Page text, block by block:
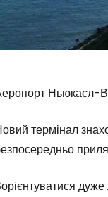
Ньюкасл-
термінал